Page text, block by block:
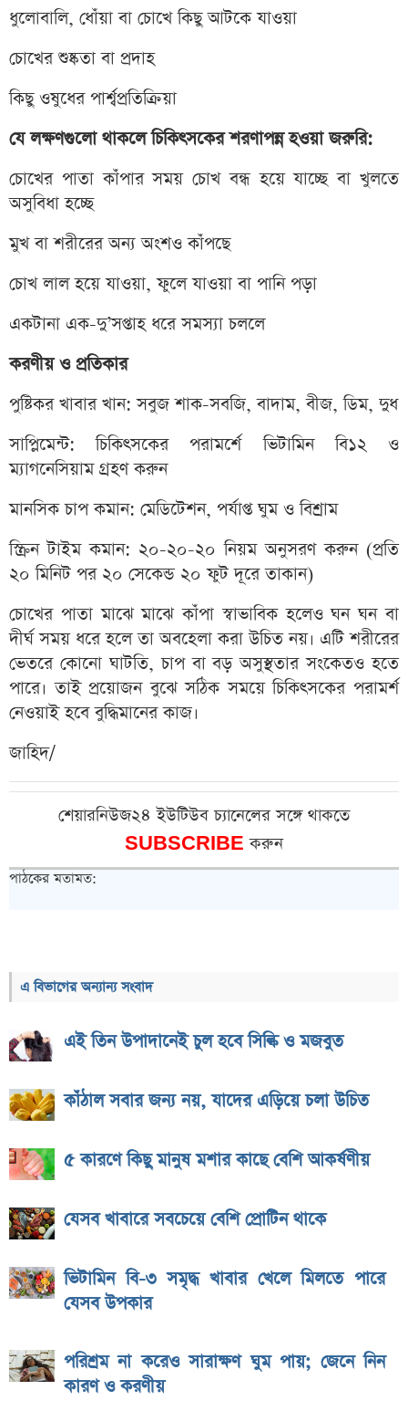
ধুলোবালি, ধোঁয়া বা চোখে কিছু আটকে যাওয়া
চোখের শুষ্কতা বা প্রদাহ
কিছু ওষুধের পার্শ্বপ্রতিক্রিয়া
যে লক্ষণগুলো থাকলে চিকিৎসকের শরণাপন্ন হওয়া জরুরি:
চোখের পাতা কাঁপার সময় চোখ বন্ধ হয়ে যাচ্ছে বা খুলতে
অসুবিধা হচ্ছে
মুখ বা শরীরের অন্য অংশও কাঁপছে
চোখ লাল হয়ে যাওয়া, ফুলে যাওয়া বা পানি পড়া
একটানা এক-দু’সপ্তাহ ধরে সমস্যা চললে
করণীয় ও প্রতিকার
পুষ্টিকর খাবার খান: সবুজ শাক-সবজি, বাদাম, বীজ, ডিম, দুধ
সাপ্লিমেন্ট: চিকিৎসকের পরামর্শে ভিটামিন বি১২ ও
ম্যাগনেসিয়াম গ্রহণ করুন
মানসিক চাপ কমান: মেডিটেশন, পর্যাপ্ত ঘুম ও বিশ্রাম
স্ক্রিন টাইম কমান: ২০-২০-২০ নিয়ম অনুসরণ করুন (প্রতি
২০ মিনিট পর ২০ সেকেন্ড ২০ ফুট দূরে তাকান)
চোখের পাতা মাঝে মাঝে কাঁপা স্বাভাবিক হলেও ঘন ঘন বা
দীর্ঘ সময় ধরে হলে তা অবহেলা করা উচিত নয়। এটি শরীরের
ভেতরে কোনো ঘাটতি, চাপ বা বড় অসুস্থতার সংকেতও হতে
পারে। তাই প্রয়োজন বুঝে সঠিক সময়ে চিকিৎসকের পরামর্শ
নেওয়াই হবে বুদ্ধিমানের কাজ।
জাহিদ/
শেয়ারনিউজ২৪ ইউটিউব চ্যানেলের সঙ্গে থাকতে
SUBSCRIBEকরুন
পাঠকের মতামত:
এ বিভাগের অন্যান্য সংবাদ
এই তিন উপাদানেই চুল হবে সিল্কি ও মজবুত
কাঁঠাল সবার জন্য নয়, যাদের এড়িয়ে চলা উচিত
৫ কারণে কিছু মানুষ মশার কাছে বেশি আকর্ষণীয়
যেসব খাবারে সবচেয়ে বেশি প্রোটিন থাকে
ভিটামিন বি-৩ সমৃদ্ধ খাবার খেলে মিলতে পারে
যেসব উপকার
পরিশ্রম না করেও সারাক্ষণ ঘুম পায়; জেনে নিন
কারণ ও করণীয়